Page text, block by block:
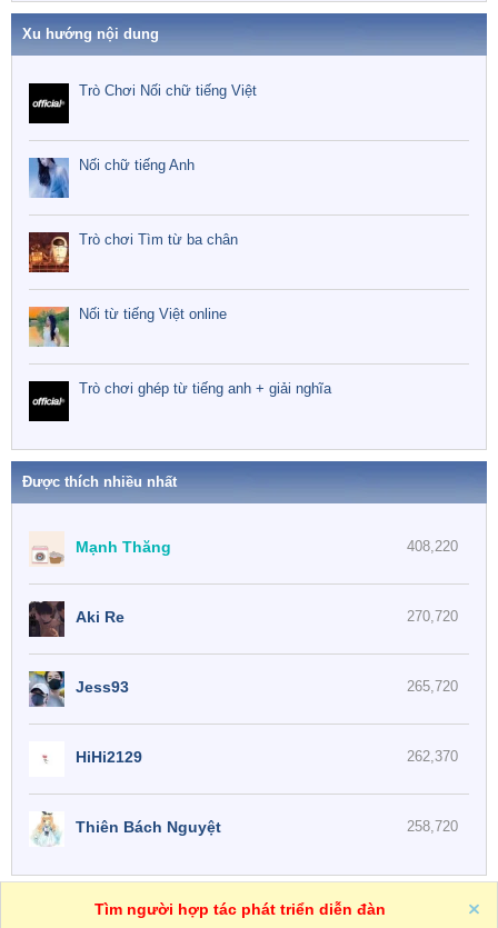
Xu hướng nội dung
Trò Chơi Nối chữ tiếng Việt
Nối chữ tiếng Anh
Trò chơi Tìm từ ba chân
Nối từ tiếng Việt online
Trò chơi ghép từ tiếng anh + giải nghĩa
Được thích nhiều nhất
408,220
Mạnh Thăng
270,720
Aki Re
265,720
Jess93
262,370
HiHi2129
258,720
Thiên Bách Nguyệt
VN
R
Tìm người hợp tác phát triển diễn đàn